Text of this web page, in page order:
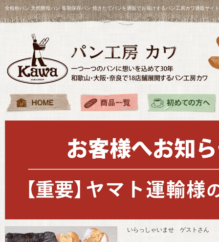
全粒粉パン 天然酵母パン 長期保存パン 焼きたてパンを通販でお届けするパン工房カワ通販サイト
いらっしゃいませ ゲストさん